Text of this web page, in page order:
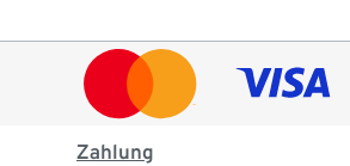
Zahlung